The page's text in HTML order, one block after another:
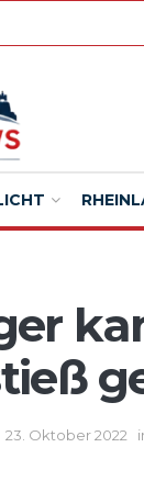
23. Oktober 2022